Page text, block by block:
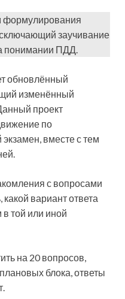
формулирования
заучивание
понимании ПДД.
обновлённый
изменённый
проект
по
вместе с тем
с вопросами
вариант ответа
той или иной
на 20 вопросов,
блока, ответы